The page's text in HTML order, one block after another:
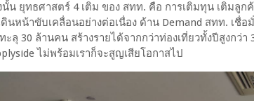
ทธศาสตร์ 4 เติม ของ สทท. คือ การเติมทุน เติมลูกค้
นหน้าขับเคลื่อนอย่างต่อเนื่อง ด้าน Demand สทท. เชื่อ
ะลุ 30 ล้านคน สร้างรายได้จากกว่าท่องเที่ยวทั้งปีสูงกว่
ไม่พร้อมเราก็จะสูญเสียโอกาสไป